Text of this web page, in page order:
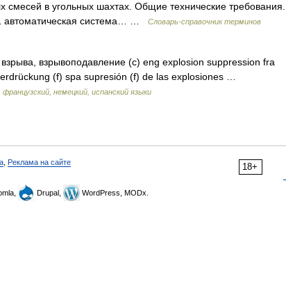
в угольных шахтах. Общие технические требования.
автоматическая система… …
Словарь-справочник терминов
взрывоподавление (с) eng explosion suppression fra
(f) spa supresión (f) de las explosiones …
немецкий, испанский языки
18+
Реклама на сайте
Drupal, WordPress, MODx.